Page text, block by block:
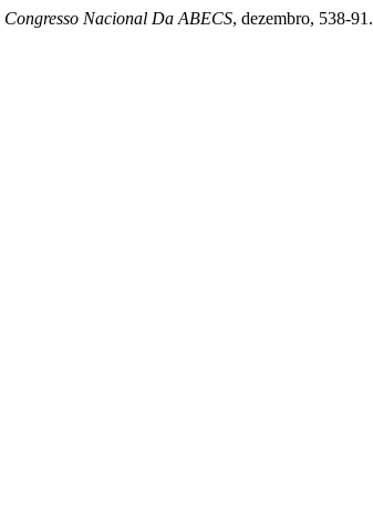
Congresso Nacional Da ABECS, dezembro, 538-91.